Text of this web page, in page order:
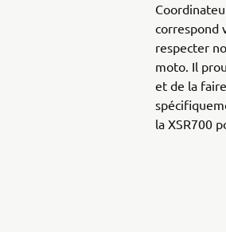
correspond
respecter
moto. Il
et de la
la XSR700